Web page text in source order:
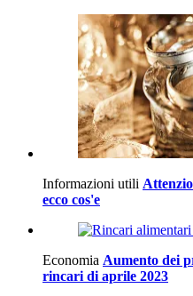
Informazioni utili
ecco cos'e
Economia Aumento dei
rincari di aprile 2023